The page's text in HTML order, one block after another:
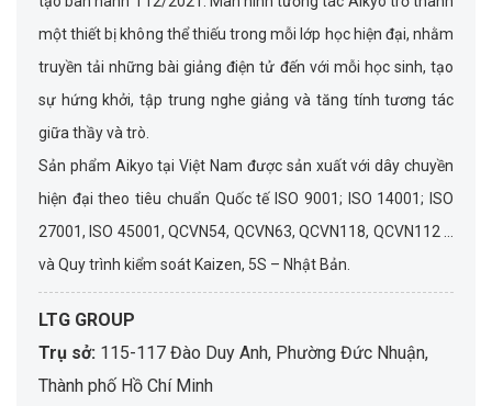
một thiết bị không thể thiếu trong mỗi lớp học hiện đại, nhằm
truyền tải những bài giảng điện tử đến với mỗi học sinh, tạo
sự hứng khởi, tập trung nghe giảng và tăng tính tương tác
giữa thầy và trò.
Sản phẩm Aikyo tại Việt Nam được sản xuất với dây chuyền
hiện đại theo tiêu chuẩn Quốc tế ISO 9001; ISO 14001; ISO
27001, ISO 45001, QCVN54, QCVN63, QCVN118, QCVN112 …
và Quy trình kiểm soát Kaizen, 5S – Nhật Bản.
LTG GROUP
Trụ sở: 115-117 Đào Duy Anh, Phường Đức Nhuận,
Thành phố Hồ Chí Minh